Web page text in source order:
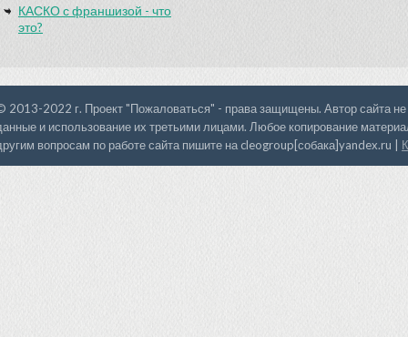
КАСКО с франшизой - что
это?
2013-2022 г. Проект "Пожаловаться" - права защищены. Автор сайта не
и использование их третьими лицами. Любое копирование
вопросам по работе сайта пишите на cleogroup[собака]yandex.ru |